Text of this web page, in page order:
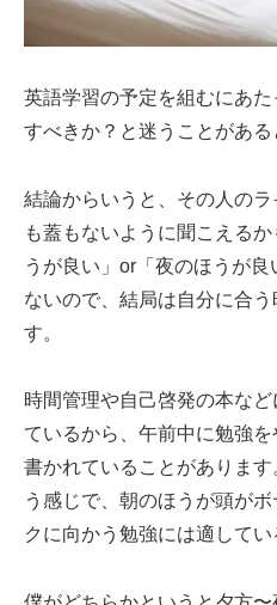
英語学習の予定を組むにあ
すべきか？と迷うことがある
結論からいうと、その人の
も蓋もないように聞こえる
うが良い」or「夜のほうが
ないので、結局は自分に合
す。
時間管理や自己啓発の本な
ているから、午前中に勉強
書かれていることがありま
う感じで、朝のほうが頭が
クに向かう勉強には適してい